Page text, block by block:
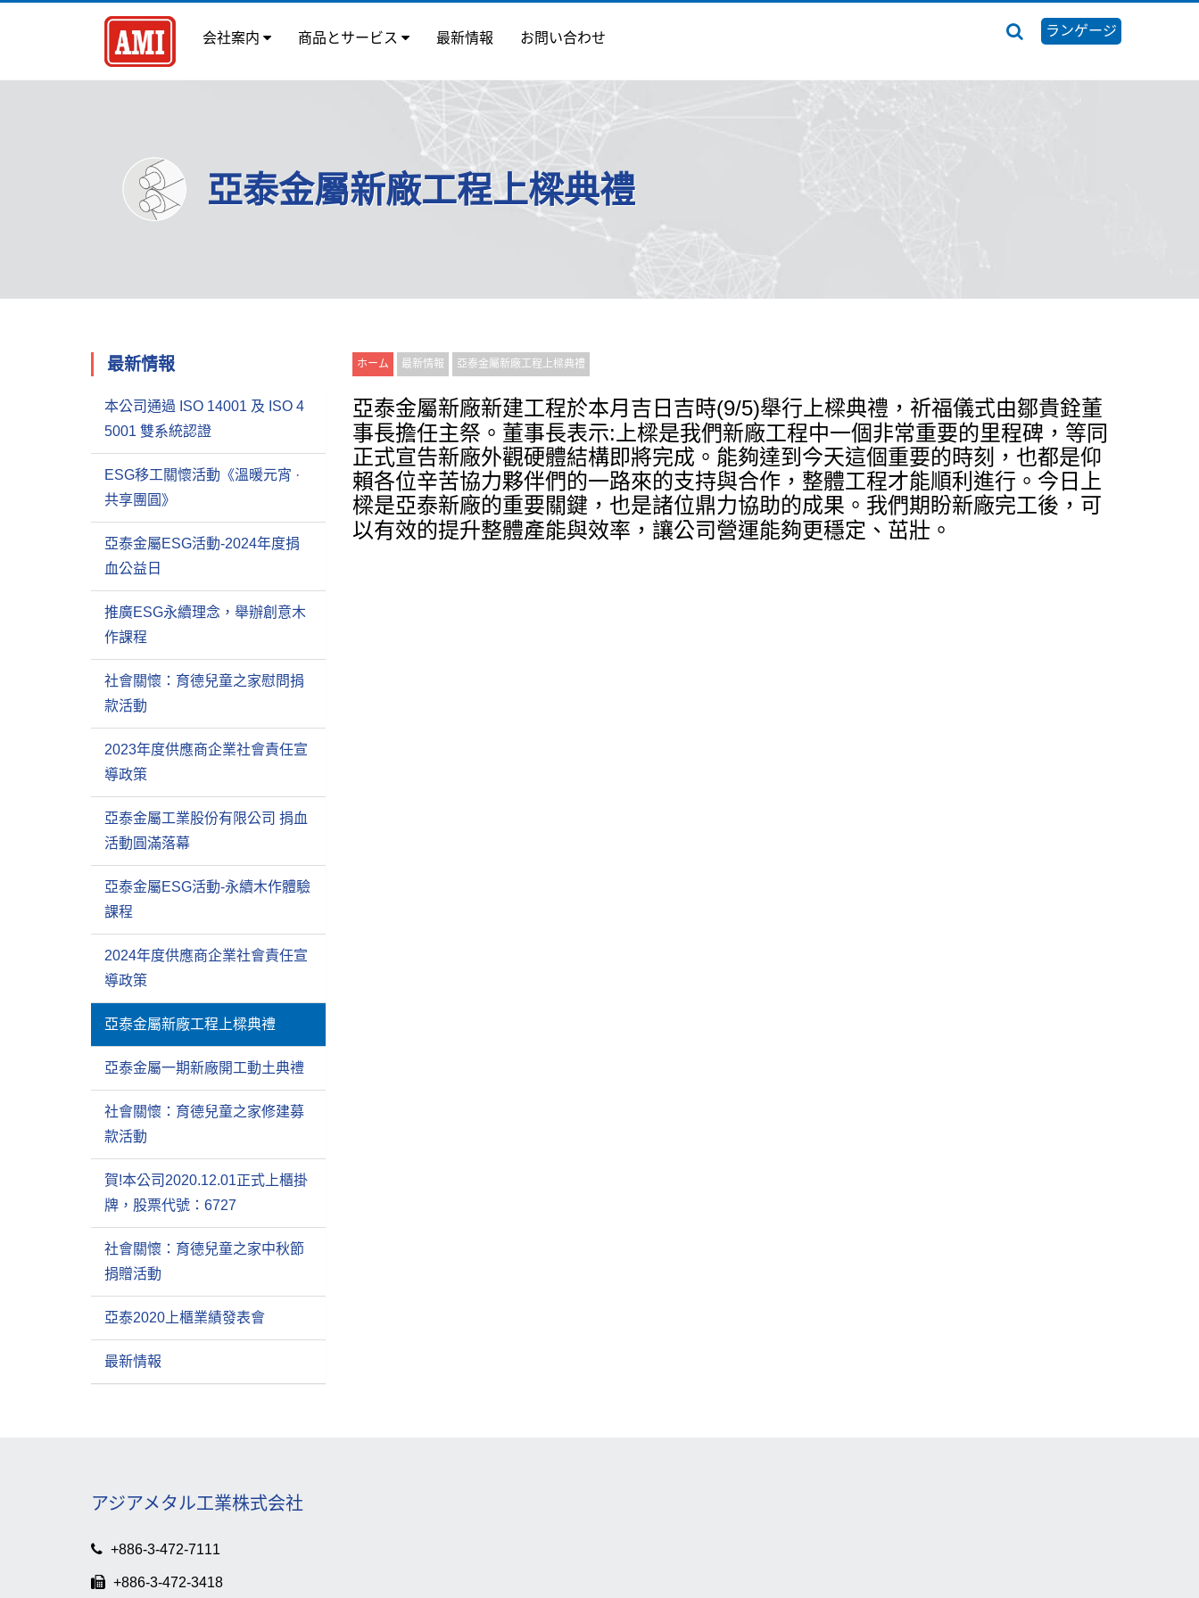
会社案内 商品とサービス 最新情報 お問い合わせ ランゲージ
亞泰金屬新廠工程上樑典禮
最新情報
本公司通過 ISO 14001 及 ISO 4
5001 雙系統認證
ESG移工關懷活動《溫暖元宵 ·
共享團圓》
亞泰金屬ESG活動-2024年度捐
血公益日
推廣ESG永續理念，舉辦創意木
作課程
社會關懷：育德兒童之家慰問捐
款活動
2023年度供應商企業社會責任宣
導政策
亞泰金屬工業股份有限公司 捐血
活動圓滿落幕
亞泰金屬ESG活動-永續木作體驗
課程
2024年度供應商企業社會責任宣
導政策
亞泰金屬新廠工程上樑典禮
亞泰金屬一期新廠開工動土典禮
社會關懷：育德兒童之家修建募
款活動
賀!本公司2020.12.01正式上櫃掛
牌，股票代號：6727
社會關懷：育德兒童之家中秋節
捐贈活動
亞泰2020上櫃業績發表會
最新情報
ホーム 最新情報 亞泰金屬新廠工程上樑典禮
亞泰金屬新廠新建工程於本月吉日吉時(9/5)舉行上樑典禮 ，祈福儀式由鄒貴銓董
事長擔任主祭 。 董事長表示: 上樑是我們新廠工程中一個非常重要的里程碑，等同
正式宣告新廠外觀硬體結構即將完成 。 能夠達到今天這個重要的時刻，也都是仰
賴各位辛苦協力夥伴們的一路來的支持與合作，整體工程才能順利進行。今日上
樑是亞泰新廠的重要關鍵，也是諸位鼎力協助的成果 。 我們期盼新廠完工後 ，可
以有效的提升整體產能與效率，讓公司營運能夠更穩定、茁壯。
アジアメタル工業株式会社
+886-3-472-7111
+886-3-472-3418